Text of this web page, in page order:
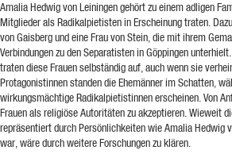
Amalia Hedwig von Leiningen gehört zu einem adligen
Mitglieder als Radikalpietisten in Erscheinung traten.
von Gaisberg und eine Frau von Stein, die mit ihrem
Verbindungen zu den Separatisten in Göppingen
traten diese Frauen selbständig auf, auch wenn sie
Protagonistinnen standen die Ehemänner im Schatten,
wirkungsmächtige Radikalpietistinnen erscheinen. Von
Frauen als religiöse Autoritäten zu akzeptieren. Wieweit
repräsentiert durch Persönlichkeiten wie Amalia Hedwig
war, wäre durch weitere Forschungen zu klären.